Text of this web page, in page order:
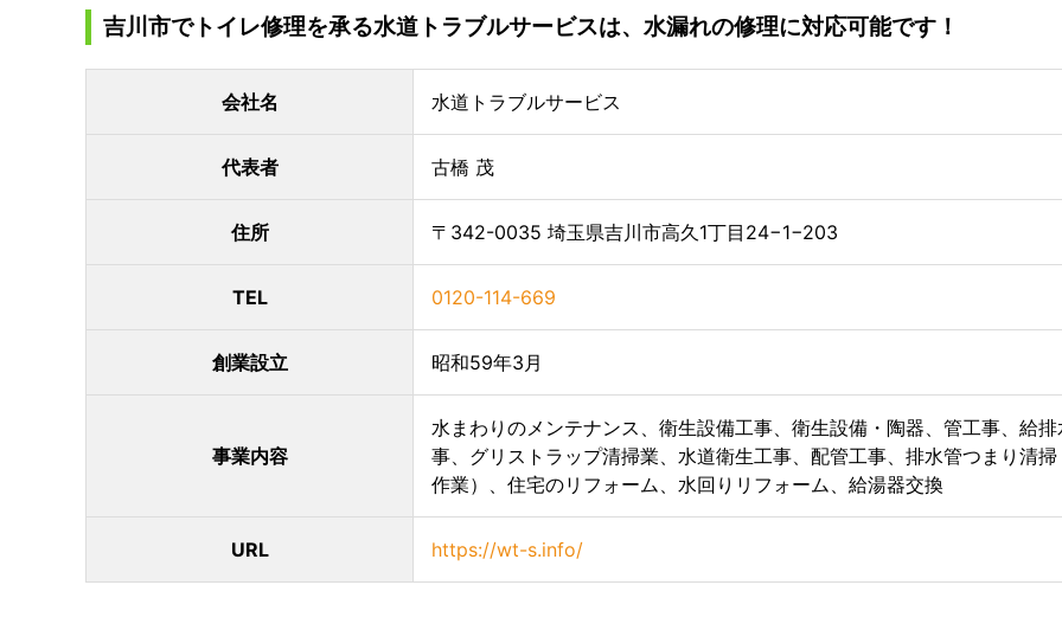
吉川市でトイレ修理を承る水道トラブルサービスは、水漏れの修理に対応可能です！
会社名 水道トラブルサービス
代表者 古橋 茂
住所 〒342-0035 埼玉県吉川市高久1丁目24−1−203
TEL 0120-114-669
創業設立 昭和59年3月
事業内容
水まわりのメンテナンス、衛生設備工事、衛生設備・陶器、管工事、給排
事、グリストラップ清掃業、水道衛生工事、配管工事、排水管つまり清
作業）、住宅のリフォーム、水回りリフォーム、給湯器交換
URL https://wt-s.info/